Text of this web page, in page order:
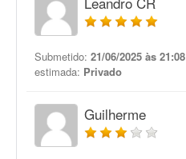
Submetido: 21/06/2025 às 21:08
estimada: Privado
Guilherme